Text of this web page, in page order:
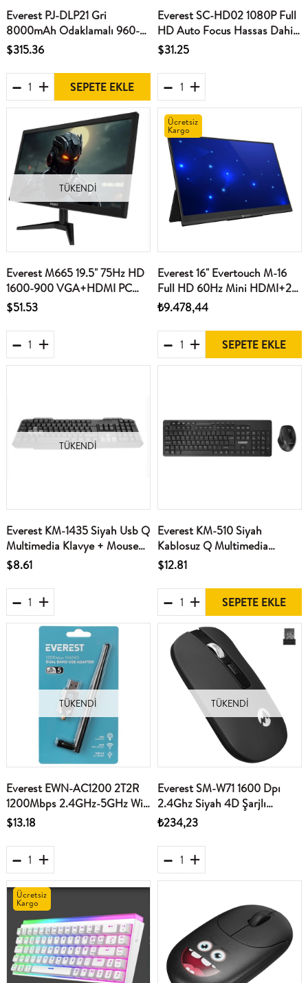
Everest PJ-DLP21 Gri
8000mAh Odaklamalı 960-
540 4K 5400 Lümen Android
9.0 Dokunmatik DLP
Projeksiyon
$315.36
SEPETE EKLE
Everest SC-HD02 1080P Full
HD Auto Focus Hassas Dahili
Mikrofonlu Webcam Usb Pc
Kamera
$31.25
TÜKENDI
Everest M665 19.5" 75Hz HD
1600-900 VGA+HDMI PC
Led Monitör
$51.53
Everest 16" Evertouch M-16
Full HD 60Hz Mini HDMI+2-
Type-C+ Micro Port
Dokunmatik Monitör
₺9.478,44
SEPETE EKLE
Ücretsiz
Kargo
TÜKENDI
Everest KM-1435 Siyah Usb Q
Multimedia Klavye + Mouse
Set
$8.61
Everest KM-510 Siyah
Kablosuz Q Multimedia
Klavye + Mouse Set
$12.81
SEPETE EKLE
TÜKENDI
Everest EWN-AC1200 2T2R
1200Mbps 2.4GHz-5GHz Wifi
USB3.0 Kablosuz Adaptör
$13.18
TÜKENDI
Everest SM-W71 1600 Dpı
2.4Ghz Siyah 4D Şarjlı
Kablosuz Mouse
₺234,23
Ücretsiz
Kargo